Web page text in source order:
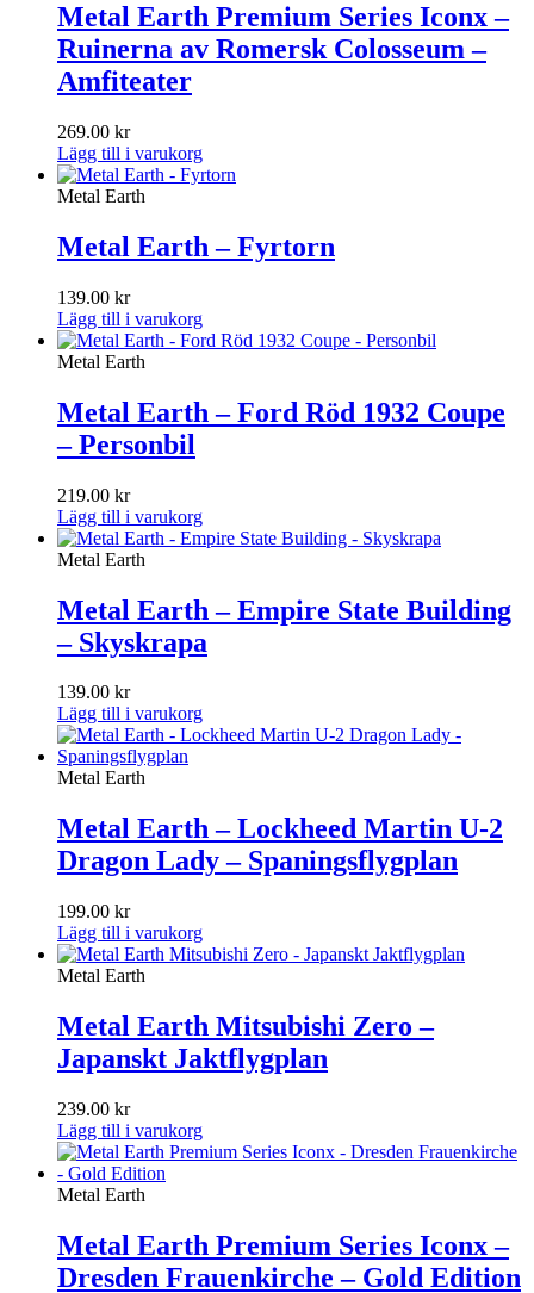
Metal Earth Premium Series Iconx –
Ruinerna av Romersk Colosseum –
Amfiteater
269.00 kr
Lägg till i varukorg
Metal Earth
Metal Earth – Fyrtorn
139.00 kr
Lägg till i varukorg
Metal Earth
Metal Earth – Ford Röd 1932 Coupe
– Personbil
219.00 kr
Lägg till i varukorg
Metal Earth
Metal Earth – Empire State Building
– Skyskrapa
139.00 kr
Lägg till i varukorg
Metal Earth
Metal Earth – Lockheed Martin U-2
Dragon Lady – Spaningsflygplan
199.00 kr
Lägg till i varukorg
Metal Earth
Metal Earth Mitsubishi Zero –
Japanskt Jaktflygplan
239.00 kr
Lägg till i varukorg
Metal Earth
Metal Earth Premium Series Iconx –
Dresden Frauenkirche – Gold Edition